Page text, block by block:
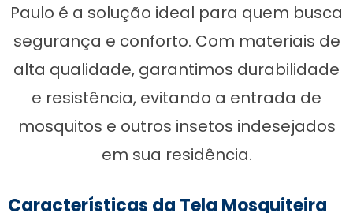
Paulo é a solução ideal para quem busca
segurança e conforto. Com materiais de
alta qualidade, garantimos durabilidade
e resistência, evitando a entrada de
mosquitos e outros insetos indesejados
em sua residência.
Características da Tela Mosquiteira